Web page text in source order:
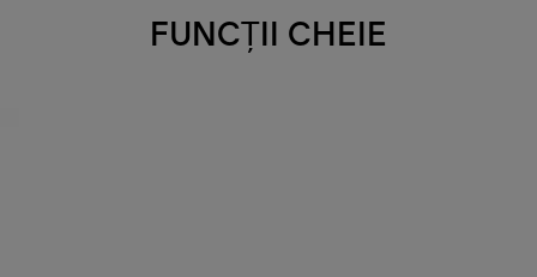
FUNCȚII CHEIE